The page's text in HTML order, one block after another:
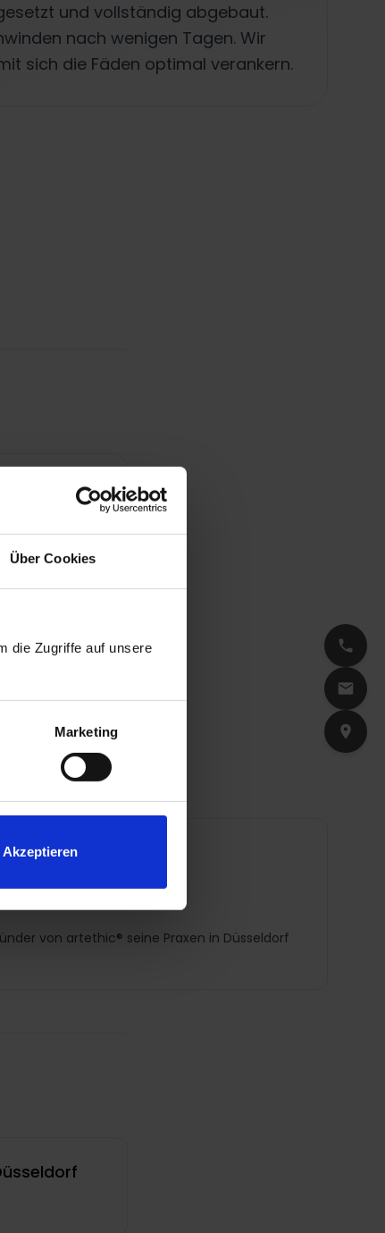
Über Cookies
die Zugriffe auf unsere
Marketing
Akzeptieren
und vollständig abgebaut.
nach wenigen Tagen. Wir
sich die Fäden optimal verankern.
von artethic® seine Praxen in Düsseldorf